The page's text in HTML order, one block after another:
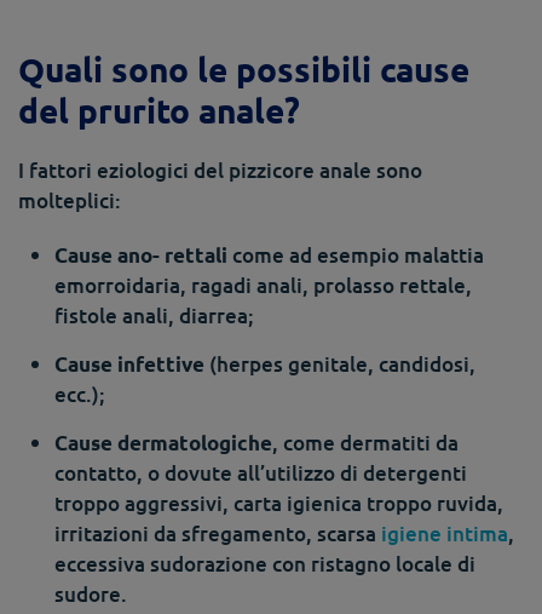
Quali sono le possibili cause
del prurito anale?
I fattori eziologici del pizzicore anale sono
molteplici:
Cause ano- rettali come ad esempio malattia
emorroidaria, ragadi anali, prolasso rettale,
fistole anali, diarrea;
Cause infettive (herpes genitale, candidosi,
ecc.);
Cause dermatologiche, come dermatiti da
contatto, o dovute all’utilizzo di detergenti
troppo aggressivi, carta igienica troppo ruvida,
irritazioni da sfregamento, scarsa igiene intima,
eccessiva sudorazione con ristagno locale di
sudore.